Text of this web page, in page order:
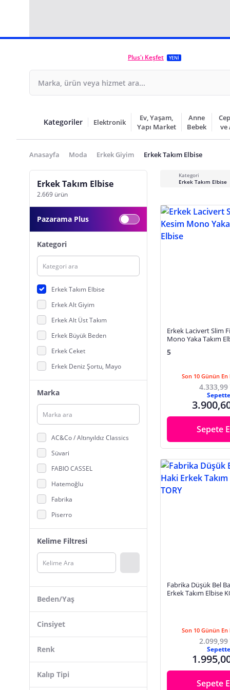
Plus'ı Keşfet YENİ
Kategoriler Elektronik
Ev, Yaşam,
Yapı Market
Anne
Bebek
ve
Anasayfa Moda Erkek Giyim Erkek Takım Elbise
Erkek Takım Elbise
2.669 ürün
Pazarama Plus
Kategori
Erkek Takım Elbise
Erkek Alt Giyim
Erkek Alt Üst Takım
Erkek Büyük Beden
Erkek Ceket
Erkek Deniz Şortu, Mayo
Erkek Dış Giyim
Erkek Eşofman
Erkek Gömlek
Erkek Şort, Bermuda, Kapri
Marka
AC&Co / Altınyıldız Classics
Süvari
FABIO CASSEL
Hatemoğlu
Fabrika
Piserro
Dufy
Efor
Morven
Maserto
Danger
Bilqasmi
Kelime Filtresi
Beden/Yaş
52
Cinsiyet
Renk
Kalıp Tipi
Kategori
Erkek Takım Elbise
Erkek Lacivert Slim
Mono Yaka Takım
5
Son 10 Günün En
4.333,99
Sepette
Sepete
Fabrika Düşük Bel
Erkek Takım Elbise
Son 10 Günün En
2.099,99
Sepette
Sepete